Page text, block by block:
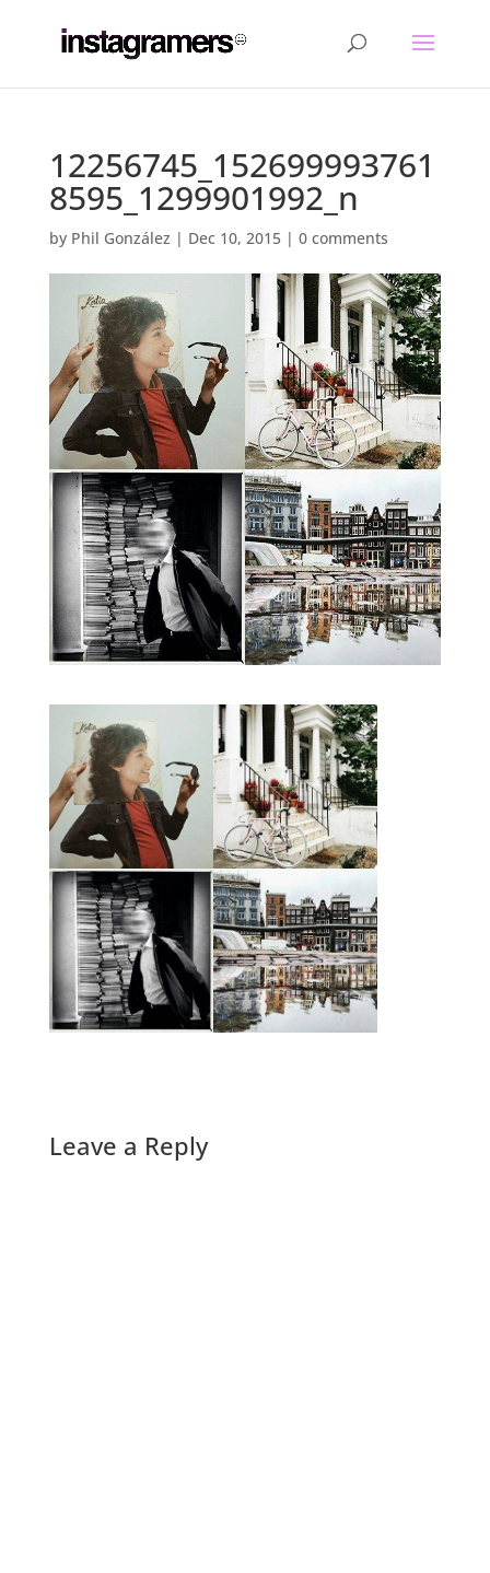
12256745_152699993761
8595_1299901992_n
by Phil González | Dec 10, 2015| 0 comments
Leave a Reply